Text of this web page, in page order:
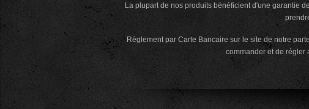
La plupart de nos produits bénéficient d'une garantie
Règlement par Carte Bancaire sur le site de notre
commander et de régler